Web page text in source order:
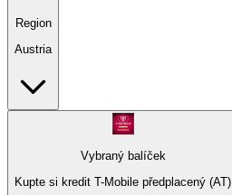
Region
Austria
Vybraný balíček
Kupte si kredit T-Mobile předplacený (AT)